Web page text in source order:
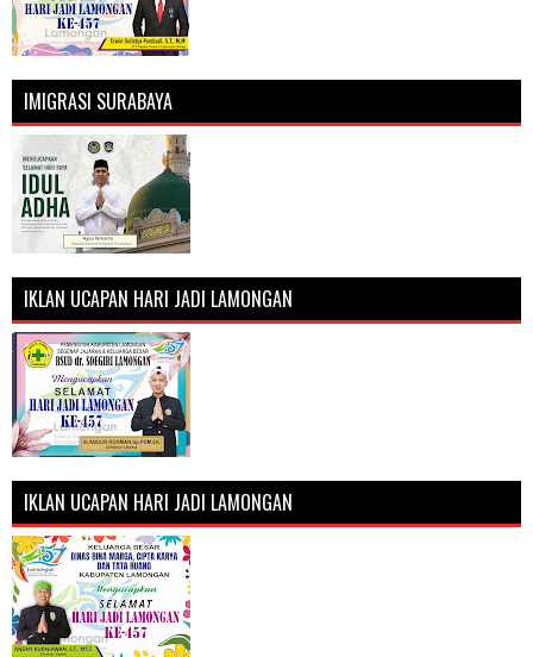
IMIGRASI SURABAYA
IKLAN UCAPAN HARI JADI LAMONGAN
IKLAN UCAPAN HARI JADI LAMONGAN